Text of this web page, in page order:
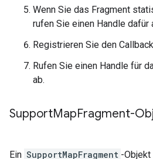
Wenn Sie das Fragment
rufen Sie einen Handle dafür
Registrieren Sie den
Rufen Sie einen Handle für
ab.
SupportMapFragment-
Ein SupportMapFragment -